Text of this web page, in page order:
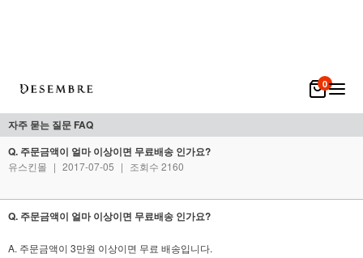
0
자주 묻는 질문 FAQ
Q. 주문금액이 얼마 이상이면 무료배송 인가요?
유스킨몰 | 2017-07-05 | 조회수 2160
Q. 주문금액이 얼마 이상이면 무료배송 인가요?
A. 주문금액이 3만원 이상이면 무료 배송입니다.